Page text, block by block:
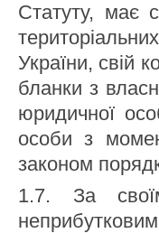
Статуту, має
України, свій
бланки з
юридичної
особи з
законом
1.7. За